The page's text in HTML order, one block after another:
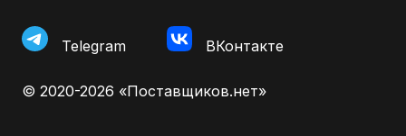
Telegram ВКонтакте
© 2020-2026 «Поставщиков.нет»